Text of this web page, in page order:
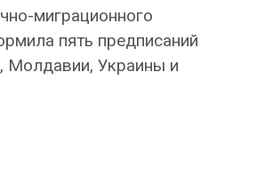
миграционного
пять предписаний
Молдавии, Украины и